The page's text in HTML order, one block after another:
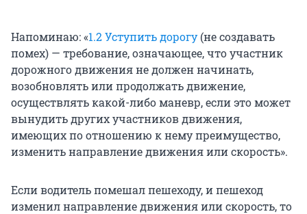
Напоминаю: «1.2 Уступить дорогу(не создавать
помех) — требование, означающее, что участник
дорожного движения не должен начинать,
возобновлять или продолжать движение,
осуществлять какой-либо маневр, если это может
вынудить других участников движения,
имеющих по отношению к нему преимущество,
изменить направление движения или скорость».
Если водитель помешал пешеходу, и пешеход
изменил направление движения или скорость, то